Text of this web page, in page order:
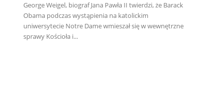
George Weigel, biograf Jana Pawła II twierdzi, że Barack
Obama podczas wystąpienia na katolickim
uniwersytecie Notre Dame wmieszał się w wewnętrzne
sprawy Kościoła i...